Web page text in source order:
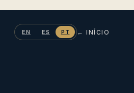
EN ES PT ← INÍCIO